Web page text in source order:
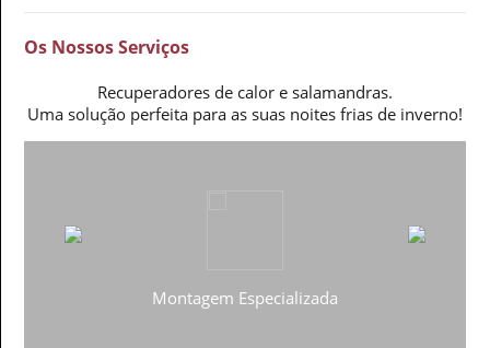
Os Nossos Serviços
Recuperadores de calor e salamandras.
Uma solução perfeita para as suas noites frias de inverno!
Montagem Especializada